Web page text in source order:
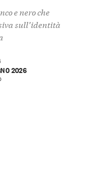
e nero che
sull’identità
2026